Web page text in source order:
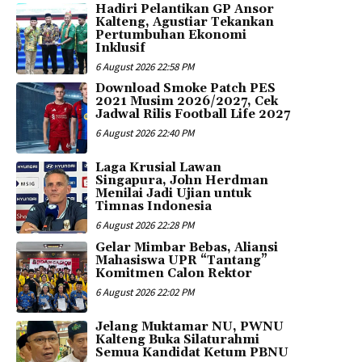
Hadiri Pelantikan GP Ansor
Kalteng, Agustiar Tekankan
Pertumbuhan Ekonomi
Inklusif
6 August 2026 22:58 PM
Download Smoke Patch PES
2021 Musim 2026/2027, Cek
Jadwal Rilis Football Life 2027
6 August 2026 22:40 PM
Laga Krusial Lawan
Singapura, John Herdman
Menilai Jadi Ujian untuk
Timnas Indonesia
6 August 2026 22:28 PM
Gelar Mimbar Bebas, Aliansi
Mahasiswa UPR “Tantang”
Komitmen Calon Rektor
6 August 2026 22:02 PM
Jelang Muktamar NU, PWNU
Kalteng Buka Silaturahmi
Semua Kandidat Ketum PBNU